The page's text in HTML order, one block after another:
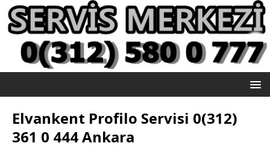
Elvankent Profilo Servisi 0(312)
361 0 444 Ankara